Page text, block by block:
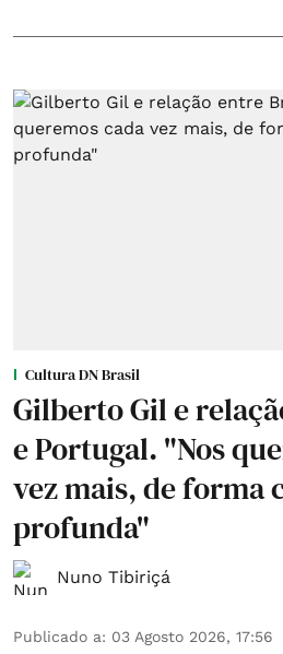
Cultura DN Brasil
Gilberto Gil e
e Portugal. "Nos
vez mais, de forma
profunda"
Nuno Tibiriçá
Publicado a: 03 Agosto 2026, 17:56